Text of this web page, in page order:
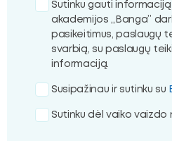
Sutinku gauti
akademijos „Banga”
pasikeitimus, paslaugų
svarbią, su paslaugų
informaciją.
Susipažinau ir sutinku su
Sutinku dėl vaiko vaizdo